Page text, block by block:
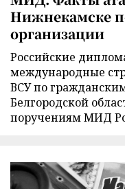
Нижнекамске
организации
Российские
международные
ВСУ по
Белгородской
поручениям МИД